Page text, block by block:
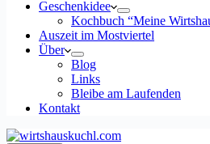
Geschenkidee
Kochbuch “Meine
Auszeit im Mostviertel
Über
Blog
Links
Bleibe am Laufenden
Kontakt